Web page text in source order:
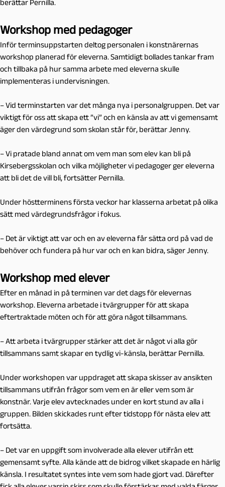
berättar Pernilla.
Workshop med pedagoger
Inför terminsuppstarten deltog personalen i konstnärernas
workshop planerad för eleverna. Samtidigt bollades tankar fram
och tillbaka på hur samma arbete med eleverna skulle
implementeras i undervisningen.
– Vid terminstarten var det många nya i personalgruppen. Det var
viktigt för oss att skapa ett ”vi” och en känsla av att vi gemensamt
äger den värdegrund som skolan står för, berättar Jenny.
– Vi pratade bland annat om vem man som elev kan bli på
Kirsebergsskolan och vilka möjligheter vi pedagoger ger eleverna
att bli det de vill bli, fortsätter Pernilla.
Under höstterminens första veckor har klasserna arbetat på olika
sätt med värdegrundsfrågor i fokus.
– Det är viktigt att var och en av eleverna får sätta ord på vad de
behöver och fundera på hur var och en kan bidra, säger Jenny.
Workshop med elever
Efter en månad in på terminen var det dags för elevernas
workshop. Eleverna arbetade i tvärgrupper för att skapa
eftertraktade möten och för att göra något tillsammans.
– Att arbeta i tvärgrupper stärker att det är något vi alla gör
tillsammans samt skapar en tydlig vi-känsla, berättar Pernilla.
Under workshopen var uppdraget att skapa skisser av ansikten
tillsammans utifrån frågor som vem en är eller vem som är
konstnär. Varje elev avtecknades under en kort stund av alla i
gruppen. Bilden skickades runt efter tidstopp för nästa elev att
fortsätta.
– Det var en uppgift som involverade alla elever utifrån ett
gemensamt syfte. Alla kände att de bidrog vilket skapade en härlig
känsla. I resultatet syntes inte vem som hade gjort vad. Därefter